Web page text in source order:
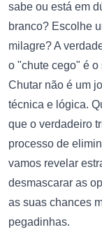
sabe ou está em
branco? Escolhe
milagre? A
o "chute cego" é
Chutar não é um
técnica e lógica.
que o verdadeiro
processo de
vamos revelar
desmascarar as
as suas chances
pegadinhas.